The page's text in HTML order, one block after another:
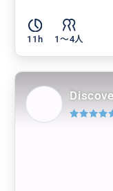
11h 1〜4人